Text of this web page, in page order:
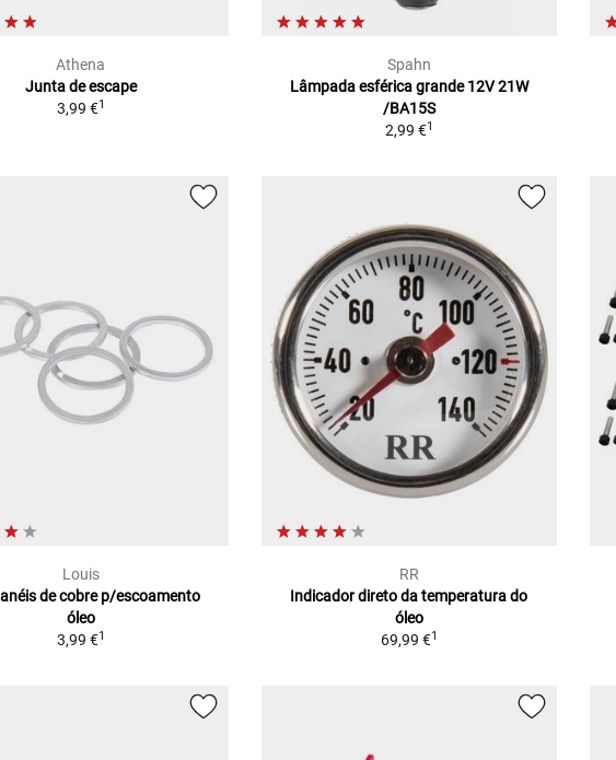
Athena
Junta de escape
3,99 €1
Spahn
Lâmpada esférica grande 12V 21W
/BA15S
2,99 €1
Louis
de cobre p/escoamento
óleo
3,99 €1
RR
Indicador direto da temperatura do
óleo
69,99 €1